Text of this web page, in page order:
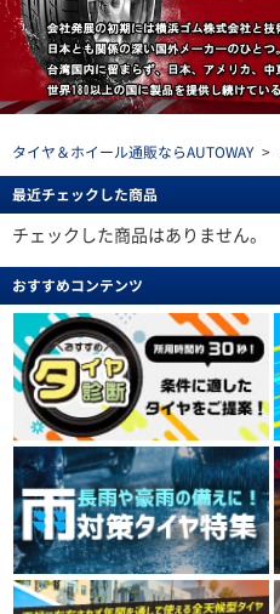
タイヤ＆ホイール通販ならAUTOWAY >
最近チェックした商品
チェックした商品はありません。
おすすめコンテンツ